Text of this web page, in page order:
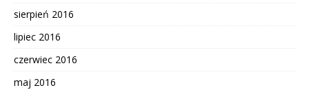
sierpień 2016
lipiec 2016
czerwiec 2016
maj 2016